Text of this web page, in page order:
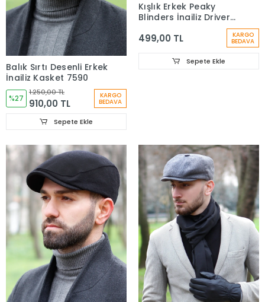
Balık Sırtı Desenli Erkek
İngiliz Kasket 7590
%27
1.250,00 TL
910,00 TL
KARGO
BEDAVA
Sepete Ekle
Kışlık Erkek Peaky
Blinders İngiliz Driver
Kasket Lacivert 7404
499,00 TL KARGO
BEDAVA
Sepete Ekle